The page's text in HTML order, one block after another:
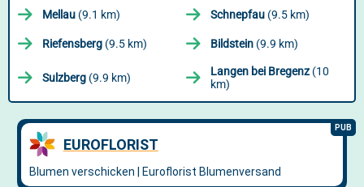
Mellau (9.1 km) Schnepfau (9.5 km)
Riefensberg (9.5 km) Bildstein (9.9 km)
Sulzberg (9.9 km) Langen bei Bregenz (10
km)